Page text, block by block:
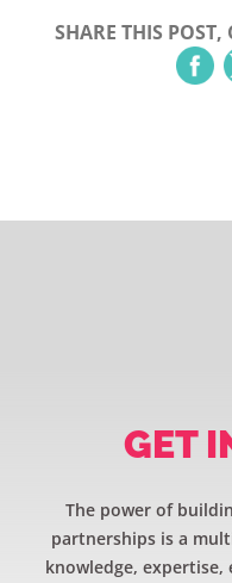
SHARE THIS
GET
The power of
partnerships is a
knowledge, expertise,